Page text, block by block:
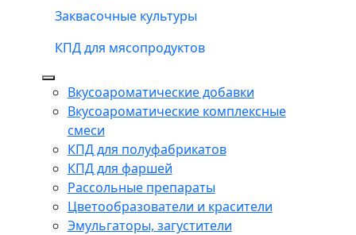
Заквасочные культуры
КПД для мясопродуктов
Вкусоароматические добавки
Вкусоароматические комплексные
смеси
КПД для полуфабрикатов
КПД для фаршей
Рассольные препараты
Цветообразователи и красители
Эмульгаторы, загустители